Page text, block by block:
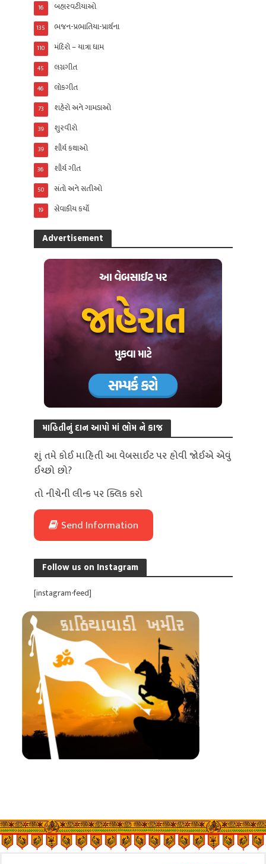
બહારવટીયાઓ
16
ભજન-પ્રભાતિયા-પ્રાર્થના
135
મંદિરો – યાત્રા ધામ
110
લગ્નગીત
45
લોકગીત
46
શહેરો અને ગામડાઓ
73
શુરવીરો
39
શૌર્ય કથાઓ
39
શૌર્ય ગીત
36
સંતો અને સતીઓ
50
સેવાકીય કર્યો
19
Advertisement
માહિતીનું દાન આપો માં ભોમ ને કાજ
શું તમે કોઈ માહિતી આ વેબસાઈટ પર હોવી જોઈએ એવું
ઈચ્છો છો?
તો નીચેની લીન્ક પર ક્લિક કરો
Send Information
Follow us on Instagram
[instagram-feed]